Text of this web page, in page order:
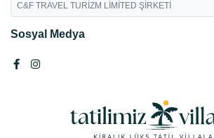
C&F TRAVEL TURİZM LİMİTED ŞİRKETİ
Sosyal Medya